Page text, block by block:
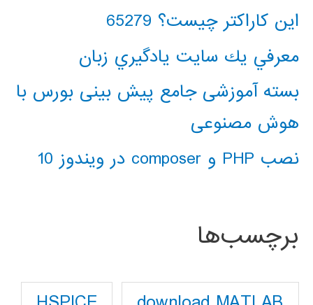
این کاراکتر چیست؟ 65279
معرفي يك سايت يادگيري زبان
بسته آموزشی جامع پیش بینی بورس با
هوش مصنوعی
نصب PHP و composer در ویندوز 10
برچسب‌ها